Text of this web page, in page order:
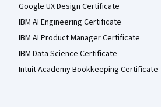
Google UX Design Certificate
IBM AI Engineering Certificate
IBM AI Product Manager Certificate
IBM Data Science Certificate
Intuit Academy Bookkeeping Certificate